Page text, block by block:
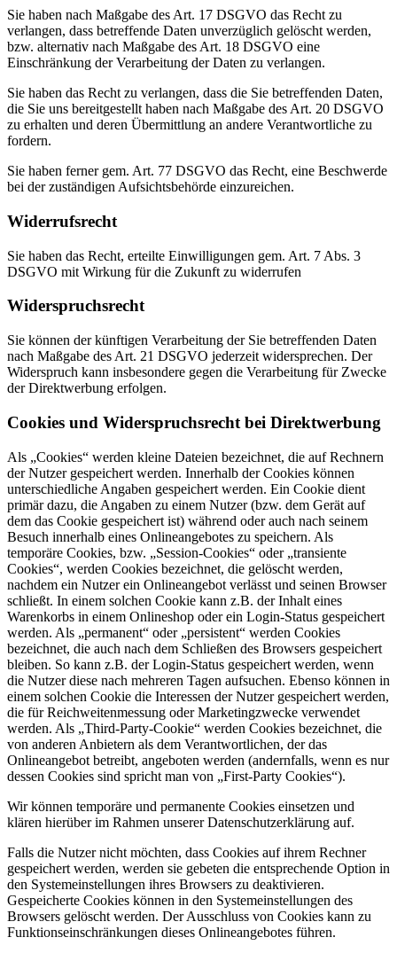
Sie haben nach Maßgabe des Art. 17 DSGVO das Recht zu
verlangen, dass betreffende Daten unverzüglich gelöscht werden,
bzw. alternativ nach Maßgabe des Art. 18 DSGVO eine
Einschränkung der Verarbeitung der Daten zu verlangen.
Sie haben das Recht zu verlangen, dass die Sie betreffenden Daten,
die Sie uns bereitgestellt haben nach Maßgabe des Art. 20 DSGVO
zu erhalten und deren Übermittlung an andere Verantwortliche zu
fordern.
Sie haben ferner gem. Art. 77 DSGVO das Recht, eine Beschwerde
bei der zuständigen Aufsichtsbehörde einzureichen.
Widerrufsrecht
Sie haben das Recht, erteilte Einwilligungen gem. Art. 7 Abs. 3
DSGVO mit Wirkung für die Zukunft zu widerrufen
Widerspruchsrecht
Sie können der künftigen Verarbeitung der Sie betreffenden Daten
nach Maßgabe des Art. 21 DSGVO jederzeit widersprechen. Der
Widerspruch kann insbesondere gegen die Verarbeitung für Zwecke
der Direktwerbung erfolgen.
Cookies und Widerspruchsrecht bei Direktwerbung
Als „Cookies“ werden kleine Dateien bezeichnet, die auf Rechnern
der Nutzer gespeichert werden. Innerhalb der Cookies können
unterschiedliche Angaben gespeichert werden. Ein Cookie dient
primär dazu, die Angaben zu einem Nutzer (bzw. dem Gerät auf
dem das Cookie gespeichert ist) während oder auch nach seinem
Besuch innerhalb eines Onlineangebotes zu speichern. Als
temporäre Cookies, bzw. „Session-Cookies“ oder „transiente
Cookies“, werden Cookies bezeichnet, die gelöscht werden,
nachdem ein Nutzer ein Onlineangebot verlässt und seinen Browser
schließt. In einem solchen Cookie kann z.B. der Inhalt eines
Warenkorbs in einem Onlineshop oder ein Login-Status gespeichert
werden. Als „permanent“ oder „persistent“ werden Cookies
bezeichnet, die auch nach dem Schließen des Browsers gespeichert
bleiben. So kann z.B. der Login-Status gespeichert werden, wenn
die Nutzer diese nach mehreren Tagen aufsuchen. Ebenso können in
einem solchen Cookie die Interessen der Nutzer gespeichert werden,
die für Reichweitenmessung oder Marketingzwecke verwendet
werden. Als „Third-Party-Cookie“ werden Cookies bezeichnet, die
von anderen Anbietern als dem Verantwortlichen, der das
Onlineangebot betreibt, angeboten werden (andernfalls, wenn es nur
dessen Cookies sind spricht man von „First-Party Cookies“).
Wir können temporäre und permanente Cookies einsetzen und
klären hierüber im Rahmen unserer Datenschutzerklärung auf.
Falls die Nutzer nicht möchten, dass Cookies auf ihrem Rechner
gespeichert werden, werden sie gebeten die entsprechende Option in
den Systemeinstellungen ihres Browsers zu deaktivieren.
Gespeicherte Cookies können in den Systemeinstellungen des
Browsers gelöscht werden. Der Ausschluss von Cookies kann zu
Funktionseinschränkungen dieses Onlineangebotes führen.